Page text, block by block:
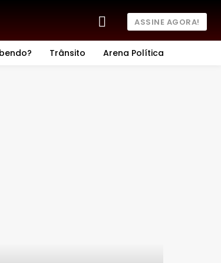
ASSINE AGORA!
Trânsito Arena Política